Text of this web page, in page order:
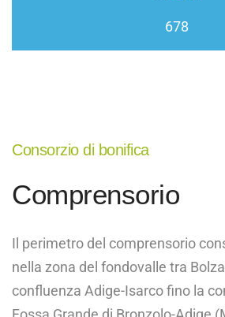
678
Consorzio di bonifica
Comprensorio
Il perimetro del comprensorio
nella zona del fondovalle tra
confluenza Adige-Isarco fino la